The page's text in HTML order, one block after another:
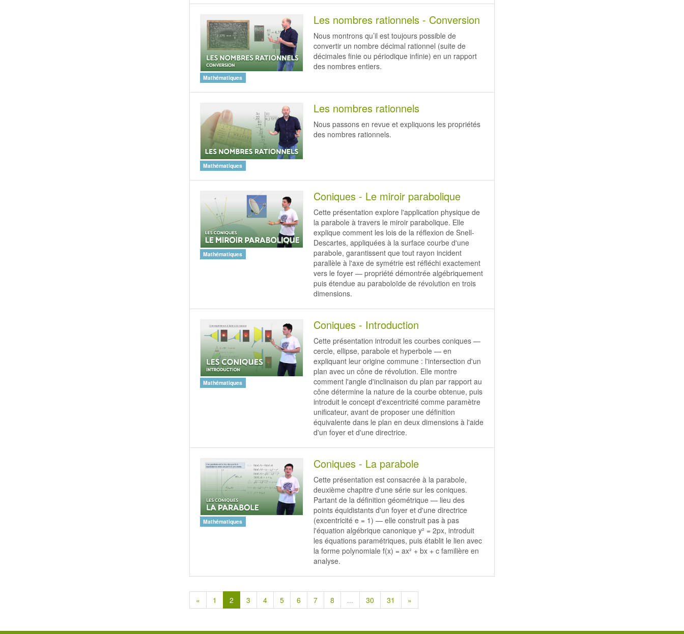
Mathématiques
Les nombres rationnels - Conversion
Nous montrons qu’il est toujours possible de
convertir un nombre décimal rationnel (suite de
décimales finie ou périodique infinie) en un rapport
des nombres entiers.
Mathématiques
Les nombres rationnels
Nous passons en revue et expliquons les propriétés
des nombres rationnels.
Mathématiques
Coniques - Le miroir parabolique
Cette présentation explore l'application physique de
la parabole à travers le miroir parabolique. Elle
explique comment les lois de la réflexion de Snell-
Descartes, appliquées à la surface courbe d'une
parabole, garantissent que tout rayon incident
parallèle à l'axe de symétrie est réfléchi exactement
vers le foyer — propriété démontrée algébriquement
puis étendue au paraboloïde de révolution en trois
dimensions.
Mathématiques
Coniques - Introduction
Cette présentation introduit les courbes coniques —
cercle, ellipse, parabole et hyperbole — en
expliquant leur origine commune : l'intersection d'un
plan avec un cône de révolution. Elle montre
comment l'angle d'inclinaison du plan par rapport au
cône détermine la nature de la courbe obtenue, puis
introduit le concept d'excentricité comme paramètre
unificateur, avant de proposer une définition
équivalente dans le plan en deux dimensions à l'aide
d'un foyer et d'une directrice.
Mathématiques
Coniques - La parabole
Cette présentation est consacrée à la parabole,
deuxième chapitre d'une série sur les coniques.
Partant de la définition géométrique — lieu des
points équidistants d'un foyer et d'une directrice
(excentricité e = 1) — elle construit pas à pas
l'équation algébrique canonique y² = 2px, introduit
les équations paramétriques, puis établit le lien avec
la forme polynomiale f(x) = ax² + bx + c familière en
analyse.
« 1 2 3 4 5 6 7 8 ... 30 31 »